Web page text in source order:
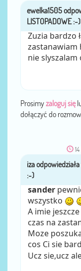
Zuzia bardzo
zastanawiam
nie slyszalam
Prosimyzaloguj się
dołączyć do
sander
wszystko
A imie
czas na
Moze
cos Ci sie
Ucz sie,ucz